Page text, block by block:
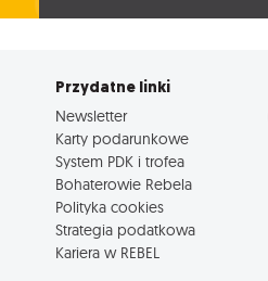
Przydatne linki
Newsletter
Karty podarunkowe
System PDK i trofea
Bohaterowie Rebela
Polityka cookies
Strategia podatkowa
Kariera w REBEL